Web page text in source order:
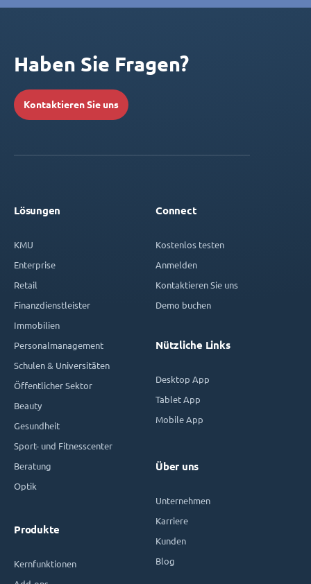
Haben Sie Fragen?
Kontaktieren Sie uns
Lösungen
KMU
Enterprise
Retail
Finanzdienstleister
Immobilien
Personalmanagement
Schulen & Universitäten
Öffentlicher Sektor
Beauty
Gesundheit
Sport- und Fitnesscenter
Beratung
Optik
Produkte
Kernfunktionen
Connect
Kostenlos testen
Anmelden
Kontaktieren Sie uns
Demo buchen
Nützliche Links
Desktop App
Tablet App
Mobile App
Über uns
Unternehmen
Karriere
Kunden
Blog